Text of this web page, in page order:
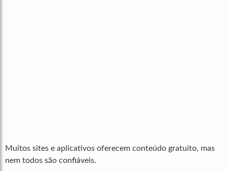
Muitos sites e aplicativos oferecem conteúdo gratuito, mas
nem todos são confiáveis.